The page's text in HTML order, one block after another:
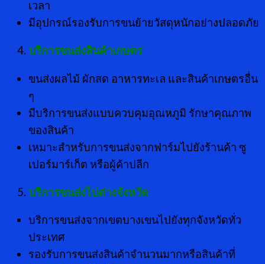
เวลา
มีอุปกรณ์รองรับการขนย้ายวัสดุหนักอย่างปลอดภัย
บริการขนส่งสินค้าเกษตร
ขนส่งผลไม้ ผักสด อาหารทะเล และสินค้าเกษตรอื่น
ๆ
มีบริการขนส่งแบบควบคุมอุณหภูมิ รักษาคุณภาพ
ของสินค้า
เหมาะสำหรับการขนส่งจากฟาร์มไปยังร้านค้า ซู
เปอร์มาร์เก็ต หรือผู้ค้าปลีก
บริการขนส่งไปต่างจังหวัด
บริการขนส่งจากเขตบางเขนไปยังทุกจังหวัดทั่ว
ประเทศ
รองรับการขนส่งสินค้าจำนวนมากหรือสินค้าที่